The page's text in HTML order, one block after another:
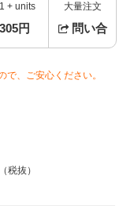
+ units
305円
大量注文
問い合
、ご安心ください。
（税抜）